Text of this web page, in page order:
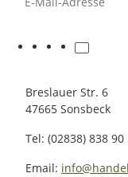
Breslauer Str. 6
47665 Sonsbeck
Tel: (02838) 838 90
Email: